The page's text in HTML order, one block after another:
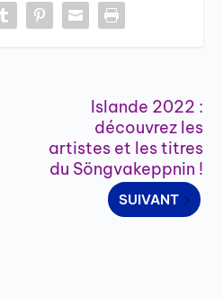
Islande 2022 :
découvrez les
artistes et les titres
du Söngvakeppnin !
SUIVANT